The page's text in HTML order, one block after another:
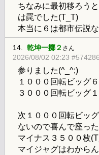
ちなみに最初移ろう
は罠でした(T_T)
本当に６は都市伝説
14. 乾坤一擲２ さん
2026/08/02 02:23
参りました(^_^;)
１０００回転ビッグ
３０００回転ビッグ
次１０００回転ビッ
ないので喜んで座っ
マイナス３５００枚
マイジャグはわからん